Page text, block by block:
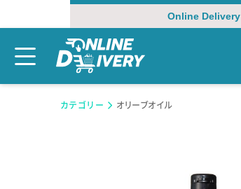
Online Delivery
カテゴリー オリーブオイル